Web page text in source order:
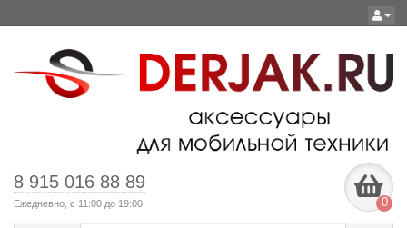
8 915 016 88 89
Ежедневно, с 11:00 до 19:00 0